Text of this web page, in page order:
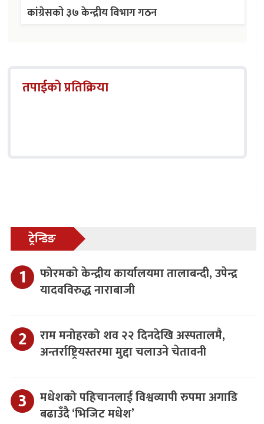
कांग्रेसको ३७ केन्द्रीय विभाग गठन
तपाईको प्रतिक्रिया
ट्रेन्डिङ
फोरमको केन्द्रीय कार्यालयमा तालाबन्दी, उपेन्द्र
यादवविरुद्ध नाराबाजी
राम मनोहरको शव २२ दिनदेखि अस्पतालमै,
अन्तर्राष्ट्रियस्तरमा मुद्दा चलाउने चेतावनी
मधेशको पहिचानलाई विश्वव्यापी रुपमा अगाडि
बढाउँदै ‘भिजिट मधेश’